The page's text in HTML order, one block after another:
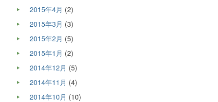
2015年4月 (2)
2015年3月 (3)
2015年2月 (5)
2015年1月 (2)
2014年12月 (5)
2014年11月 (4)
2014年10月 (10)